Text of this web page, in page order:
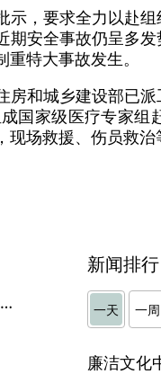
，要求全力以赴
安全事故仍呈多
特大事故发生。
和城乡建设部已
国家级医疗专家
场救援、伤员救治
李锦斌：坚定不移走生态优先绿色低碳的高质量发展之路
新闻排行
一天 一周
廉洁文化